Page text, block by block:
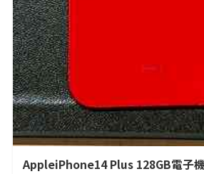
AppleiPhone14 Plus 128GB電子